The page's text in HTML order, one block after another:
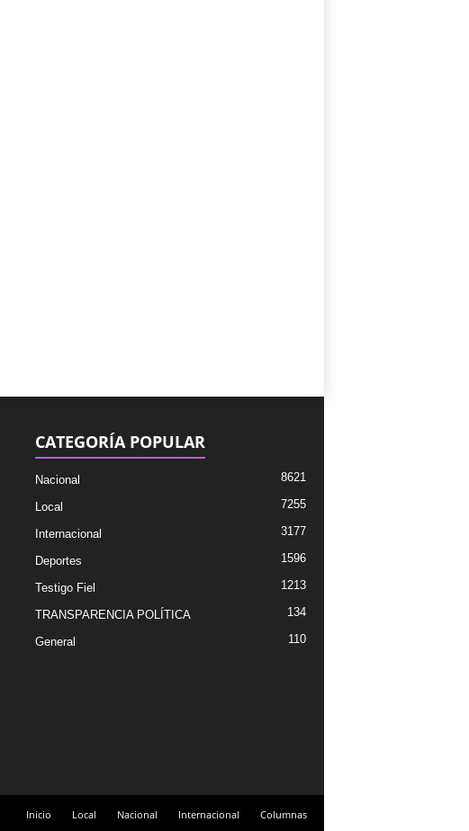
CATEGORÍA POPULAR
Nacional 8621
Local 7255
Internacional 3177
Deportes 1596
Testigo Fiel 1213
TRANSPARENCIA POLÍTICA 134
General 110
Inicio Local Nacional Internacional Columnas